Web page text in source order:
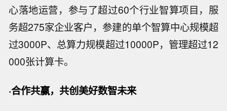
心落地运营，参与了超过60个行业智算项目，服
务超275家企业客户，参建的单个智算中心规模超
过3000P、总算力规模超过10000P，管理超过12
000张计算卡。
·合作共赢，共创美好数智未来